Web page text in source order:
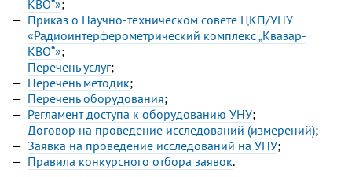
КВО“»;
Приказ о Научно-техническом совете ЦКП/УНУ
«Радиоинтерферометрический комплекс „Квазар-
КВО“»;
Перечень услуг;
Перечень методик;
Перечень оборудования;
Регламент доступа к оборудованию УНУ;
Договор на проведение исследований (измерений);
Заявка на проведение исследований на УНУ;
Правила конкурсного отбора заявок.